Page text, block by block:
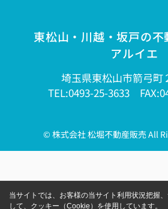
東松山・川越・坂戸の不
アルイエ
埼玉県東松山市箭弓町
TEL:0493-25-3633
© 株式会社 松堀不動産販売 All
当サイトでは、お客様の当サイト利用状況把握
して、クッキー（Cookie）を使用しています。